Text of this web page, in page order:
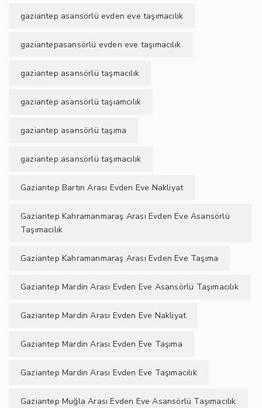
gaziantep asansörlü evden eve taşımacılık
gaziantepasansörlü evden eve taşımacılık
gaziantep asansörlü taşmacılık
gaziantep asansörlü taşıamcılık
gaziantep asansörlü taşıma
gaziantep asansörlü taşımacılık
Gaziantep Bartın Arası Evden Eve Nakliyat
Gaziantep Kahramanmaraş Arası Evden Eve Asansörlü
Taşımacılık
Gaziantep Kahramanmaraş Arası Evden Eve Taşıma
Gaziantep Mardin Arası Evden Eve Asansörlü Taşımacılık
Gaziantep Mardin Arası Evden Eve Nakliyat
Gaziantep Mardin Arası Evden Eve Taşıma
Gaziantep Mardin Arası Evden Eve Taşımacılık
Gaziantep Muğla Arası Evden Eve Asansörlü Taşımacılık